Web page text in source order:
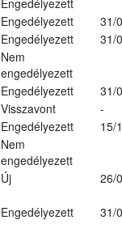
Engedélyezett
Engedélyezett
31/
Engedélyezett
31/
Nem
engedélyezett
Engedélyezett
31/
Visszavont
-
Engedélyezett
15/
Nem
engedélyezett
Új
26/
Engedélyezett 31/